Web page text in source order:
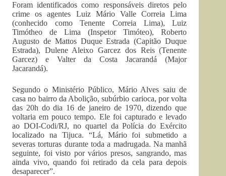
Foram identificados como responsáveis diretos pelo
crime os agentes Luiz Mário Valle Correia Lima
(conhecido como Tenente Correia Lima), Luiz
Timótheo de Lima (Inspetor Timóteo), Roberto
Augusto de Mattos Duque Estrada (Capitão Duque
Estrada), Dulene Aleixo Garcez dos Reis (Tenente
Garcez) e Valter da Costa Jacarandá (Major
Jacarandá).
Segundo o Ministério Público, Mário Alves saiu de
casa no bairro da Abolição, subúrbio carioca, por volta
das 20h do dia 16 de janeiro de 1970, dizendo que
voltaria em pouco tempo. Ele foi capturado e levado
ao DOI-Codi/RJ, no quartel da Polícia do Exército
localizado na Tijuca. “Lá, Mário foi submetido a
severas torturas durante toda a madrugada. Na manhã
seguinte, foi visto por vários presos, sangrando, mas
ainda vivo, quando foi retirado da cela para depois
desaparecer”.